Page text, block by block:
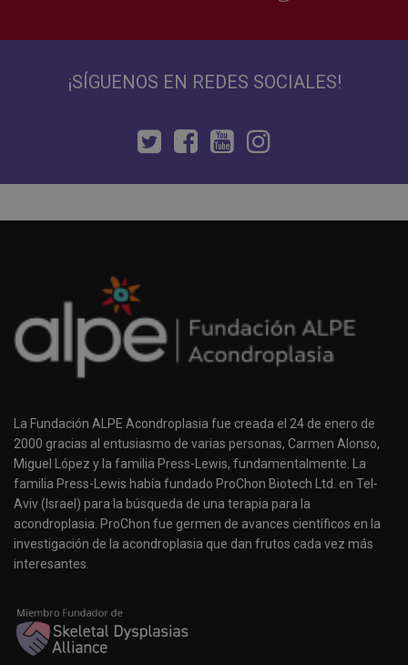
¡SÍGUENOS EN REDES SOCIALES!
La Fundación ALPE Acondroplasia fue creada el 24 de enero de
2000 gracias al entusiasmo de varias personas, Carmen Alonso,
Miguel López y la familia Press-Lewis, fundamentalmente. La
familia Press-Lewis había fundado ProChon Biotech Ltd. en Tel-
Aviv (Israel) para la búsqueda de una terapia para la
acondroplasia. ProChon fue germen de avances científicos en la
investigación de la acondroplasia que dan frutos cada vez más
interesantes.